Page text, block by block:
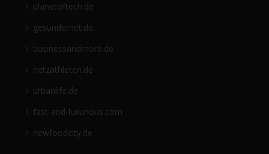
planetoftech.de
gesündernet.de
businessandmore.de
netzathleten.de
urbanlife.de
fast-and-luxurious.com
newfoodcity.de